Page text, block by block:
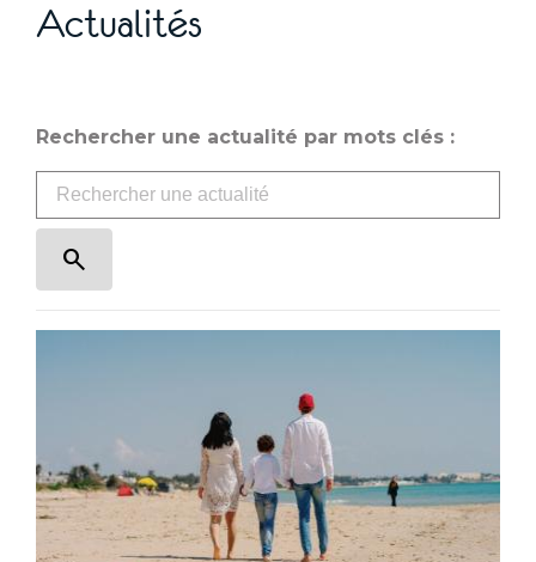
Actualités
Rechercher une actualité par mots clés :